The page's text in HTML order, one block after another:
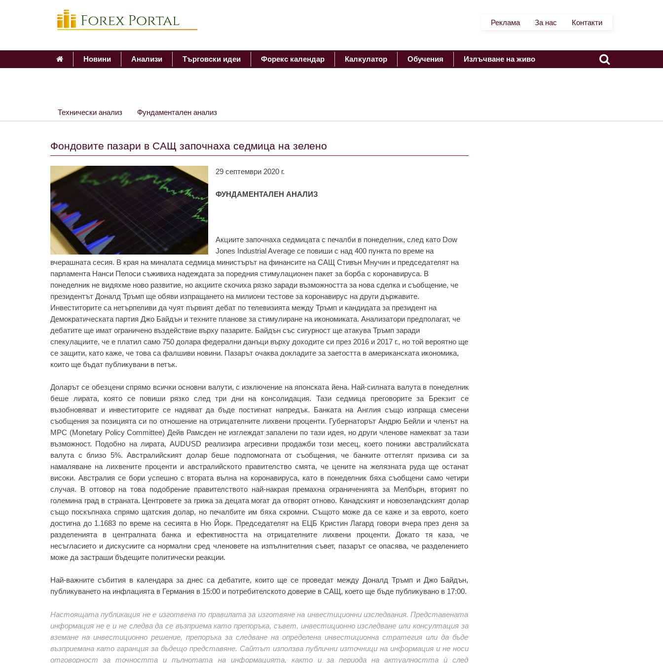
Реклама За нас Контакти
Новини Анализи Търговски идеи Форекс календар Калкулатор Обучения Излъчване на живо
Технически анализ Фундаментален анализ
Фондовите пазари в САЩ започнаха седмица на зелено
29 септември 2020 г.
ФУНДАМЕНТАЛЕН АНАЛИЗ
Акциите започнаха седмицата с печалби в понеделник, след като Dow
Jones Industrial Average се повиши с над 400 пункта по време на
вчерашната сесия. В края на миналата седмица министърът на финансите на САЩ Стивън Мнучин и председателят на
парламента Нанси Пелоси съживиха надеждата за поредния стимулационен пакет за борба с коронавируса. В
понеделник не видяхме ново развитие, но акциите скочиха рязко заради възможността за нова сделка и съобщение, че
президентът Доналд Тръмп ще обяви изпращането на милиони тестове за коронавирус на други държавите.
Инвеститорите са нетърпеливи да чуят първият дебат по телевизията между Тръмп и кандидата за президент на
Демократическата партия Джо Байдън и техните планове за стимулиране на икономиката. Анализатори предполагат, че
дебатите ще имат ограничено въздействие върху пазарите. Байдън със сигурност ще атакува Тръмп заради
спекулациите, че е платил само 750 долара федерални данъци върху доходите си през 2016 и 2017 г., но той вероятно ще
се защити, като каже, че това са фалшиви новини. Пазарът очаква докладите за заетостта в американската икономика,
които ще бъдат публикувани в петък.
Доларът се обезцени спрямо всички основни валути, с изключение на японската йена. Най-силната валута в понеделник
беше лирата, която се повиши рязко след три дни на консолидация. Тази седмица преговорите за Брекзит се
възобновяват и инвеститорите се надяват да бъде постигнат напредък. Банката на Англия също изпраща смесени
съобщения за позицията си по отношение на отрицателните лихвени проценти. Губернаторът Андрю Бейли и членът на
MPC (Monetary Policy Committee) Дейв Рамсден не изглеждат запалени по тази идея, но други членове намекват за тази
възможност. Подобно на лирата, AUDUSD реализира агресивни продажби този месец, което понижи австралийската
валута с близо 5%. Австралийският долар беше подпомогната от съобщения, че банките оттеглят призива си за
намаляване на лихвените проценти и австралийското правителство смята, че цените на желязната руда ще останат
високи. Австралия се бори успешно с втората вълна на коронавируса, като в понеделник бяха съобщени само четири
случая. В отговор на това подобрение правителството най-накрая премахна ограниченията за Мелбърн, вторият по
големина град в страната. Центровете за грижа за децата могат да отворят отново. Канадският и новозеландският долар
също поскъпнаха спрямо щатския долар, но печалбите им бяха скромни. Същото може да се каже и за еврото, което
достигна до 1.1683 по време на сесията в Ню Йорк. Председателят на ЕЦБ Кристин Лагард говори вчера през деня за
разделенията в централната банка и ефективността на отрицателните лихвени проценти. Докато тя каза, че
несъгласието и дискусиите са нормални сред членовете на изпълнителния съвет, пазарът се опасява, че разделението
може да застраши бъдещите политически реакции.
Най-важните събития в календара за днес са дебатите, които ще се проведат между Доналд Тръмп и Джо Байдън,
публикуването на инфлацията в Германия в 15:00 и потребителското доверие в САЩ, което ще бъде публикувано в 17:00.
Настоящата публикация не е изготвена по правилата за изготвяне на инвестиционни изследвания. Представената
информация не е и не следва да се възприема като препоръка, съвет, инвестиционно изследване или консултация за
вземане на инвестиционно решение, препоръка за следване на определена инвестиционна стратегия или да бъде
възприемана като гаранция за бъдещо представяне. Сайтът използва публични източници на информация и не носи
отговорност за точността и пълнотата на информацията, както и за периода на актуалността ѝ след